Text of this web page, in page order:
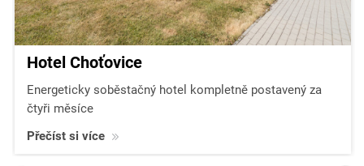
Hotel Choťovice
Energeticky soběstačný hotel kompletně postavený za
čtyři měsíce
Přečíst si více